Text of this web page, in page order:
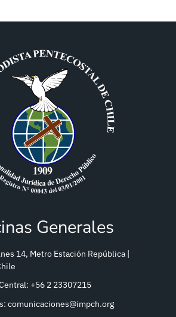
Generales
14, Metro Estación República |
+56 2 23307215
comunicaciones@impch.org